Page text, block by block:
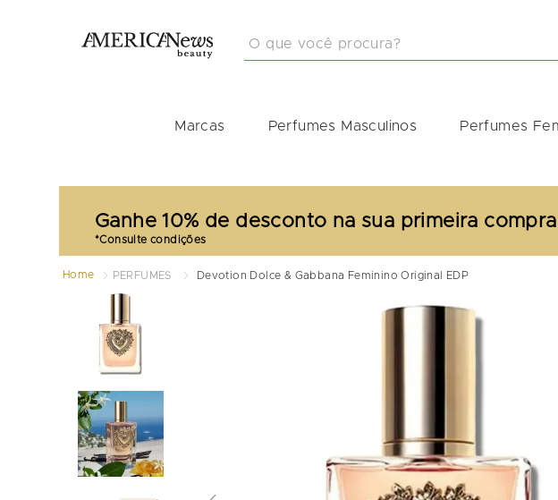
5 º
idole
Marcas Perfumes Masculinos Perfumes
Ganhe 10% de desconto na sua primeira
Home PERFUMES Devotion Dolce & Gabbana Feminino Original EDP